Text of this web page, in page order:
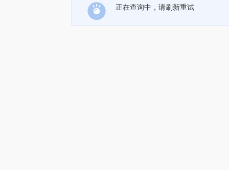
正在查询中，请刷新重试